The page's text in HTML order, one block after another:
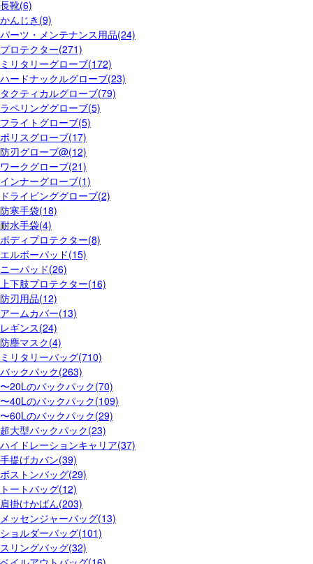
長靴(6)
かんじき(9)
パーツ・メンテナンス用品(24)
プロテクター(271)
ミリタリーグローブ(172)
ハードナックルグローブ(23)
タクティカルグローブ(79)
ラペリンググローブ(5)
フライトグローブ(5)
ポリスグローブ(17)
防刃グローブ@(12)
ワークグローブ(21)
インナーグローブ(1)
ドライビンググローブ(2)
防寒手袋(18)
耐水手袋(4)
ボディプロテクター(8)
エルボーパッド(15)
ニーパッド(26)
上下肢プロテクター(16)
防刃用品(12)
アームカバー(13)
レギンス(24)
防塵マスク(4)
ミリタリーバッグ(710)
バックパック(263)
〜20Lのバックパック(70)
〜40Lのバックパック(109)
〜60Lのバックパック(29)
超大型バックパック(23)
ハイドレーションキャリア(37)
手提げカバン(39)
ボストンバッグ(29)
トートバッグ(12)
肩掛けかばん(203)
メッセンジャーバッグ(13)
ショルダーバッグ(101)
スリングバッグ(32)